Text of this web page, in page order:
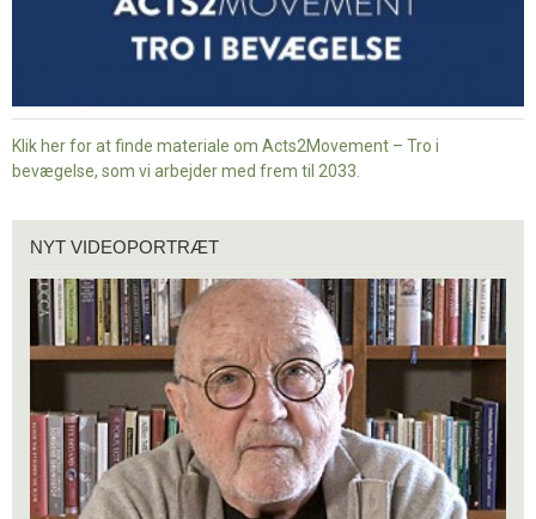
Klik her for at finde materiale om Acts2Movement – Tro i
bevægelse, som vi arbejder med frem til 2033.
videoportræt
NYT VIDEOPORTRÆT